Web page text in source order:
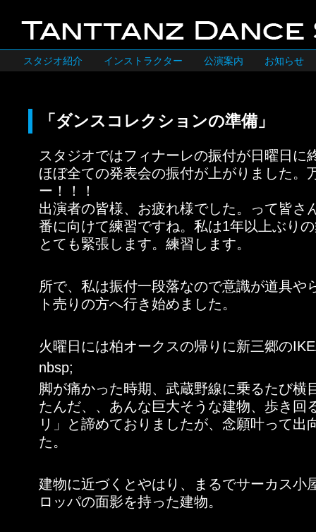
スタジオ紹介 インストラクター 公演案内 お知らせ
「ダンスコレクションの準備」
スタジオではフィナーレの振付が日曜日に
ほぼ全ての発表会の振付が上がりました。
ー！！！
出演者の皆様、お疲れ様でした。って皆さ
番に向けて練習ですね。私は1年以上ぶり
とても緊張します。練習します。
所で、私は振付一段落なので意識が道具や
ト売りの方へ行き始めました。
火曜日には柏オークスの帰りに新三郷の
nbsp;
脚が痛かった時期、武蔵野線に乗るたび横
たんだ、、あんな巨大そうな建物、歩き回
リ」と諦めておりましたが、念願叶って出
た。
建物に近づくとやはり、まるでサーカス小
ロッパの面影を持った建物。